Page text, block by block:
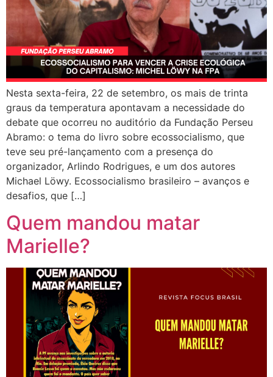
Nesta sexta-feira, 22 de setembro, os mais de trinta
graus da temperatura apontavam a necessidade do
debate que ocorreu no auditório da Fundação Perseu
Abramo: o tema do livro sobre ecossocialismo, que
teve seu pré-lançamento com a presença do
organizador, Arlindo Rodrigues, e um dos autores
Michael Löwy. Ecossocialismo brasileiro – avanços e
desafios, que […]
Quem mandou matar
Marielle?